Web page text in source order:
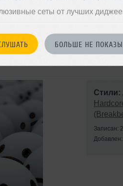
сеты от лучших
БОЛЬШЕ НЕ
Base Records - 1991].
Стили:
Записан:
Добавлен: